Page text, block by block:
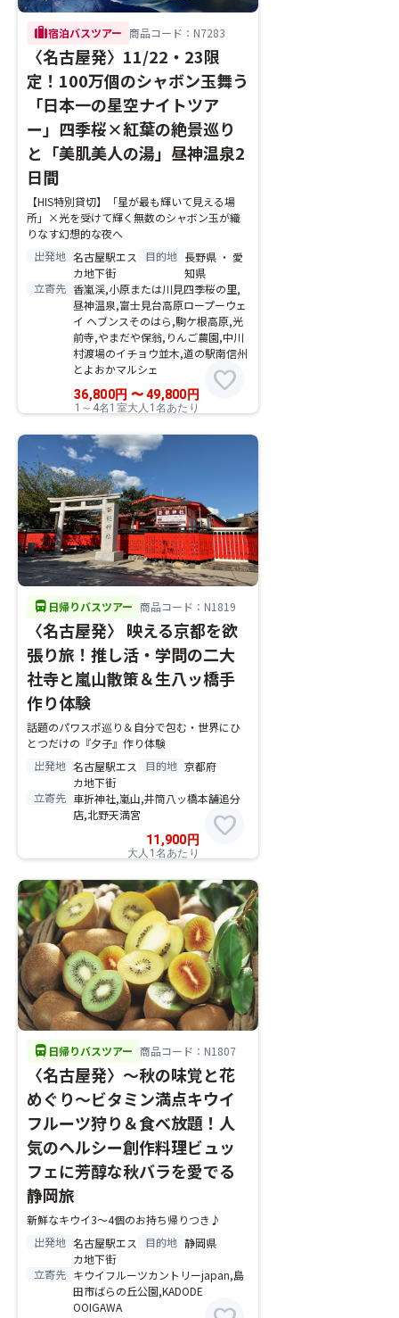
trip宿泊バスツアー 商品コード：N7283
〈名古屋発〉11/22・23限
定！100万個のシャボン玉舞う
「日本一の星空ナイトツア
ー」四季桜×紅葉の絶景巡り
と「美肌美人の湯」昼神温泉2
日間
【HIS特別貸切】「星が最も輝いて見える場
所」×光を受けて輝く無数のシャボン玉が織
りなす幻想的な夜へ
出発地 名古屋駅エス
カ地下街
目的地 長野県 ・ 愛
知県
立寄先 香嵐渓,小原または川見四季桜の里,
昼神温泉,富士見台高原ロープーウェ
イ ヘブンスそのはら,駒ケ根高原,光
前寺,やまだや保翁,りんご農園,中川
村渡場のイチョウ並木,道の駅南信州
とよおかマルシェ
36,800円 〜49,800 円
1～4名1室大人1名あたり
favorite
directions_bus 日帰りバスツアー 商品コード：N1819
〈名古屋発〉 映える京都を欲
張り旅！推し活・学問の二大
社寺と嵐山散策＆生八ッ橋手
作り体験
話題のパワスポ巡り＆自分で包む・世界にひ
とつだけの『夕子』作り体験
出発地 名古屋駅エス
カ地下街
目的地 京都府
立寄先 車折神社,嵐山,井筒八ッ橋本舗追分
店,北野天満宮
11,900 円
大人1名あたり
favorite
directions_bus 日帰りバスツアー 商品コード：N1807
〈名古屋発〉～秋の味覚と花
めぐり～ビタミン満点キウイ
フルーツ狩り＆食べ放題！人
気のヘルシー創作料理ビュッ
フェに芳醇な秋バラを愛でる
静岡旅
新鮮なキウイ3～4個のお持ち帰りつき♪
出発地 名古屋駅エス
カ地下街
目的地 静岡県
立寄先 キウイフルーツカントリーjapan,島
田市ばらの丘公園,KADODE
OOIGAWA